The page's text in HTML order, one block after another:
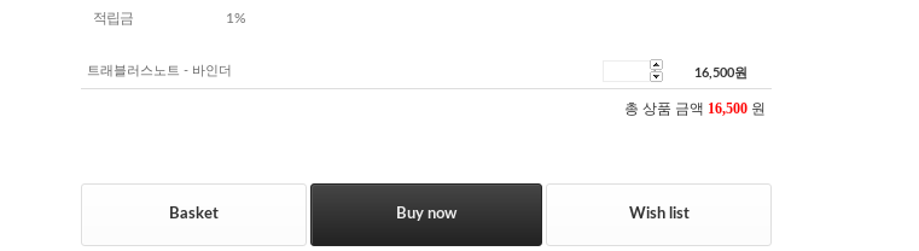
적립금 1%
트래블러스노트 - 바인더 16,500원
총 상품 금액 16,500 원
Basket Buy now Wish list